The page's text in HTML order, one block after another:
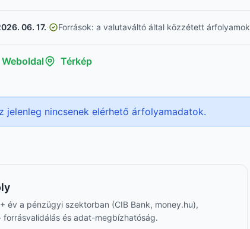
06. 17.· Források: a valutaváltó által közzétett árfolyamok
Weboldal Térkép
jelenleg nincsenek elérhető árfolyamadatok.
év a pénzügyi szektorban (CIB Bank, money.hu),
és adat-megbízhatóság.